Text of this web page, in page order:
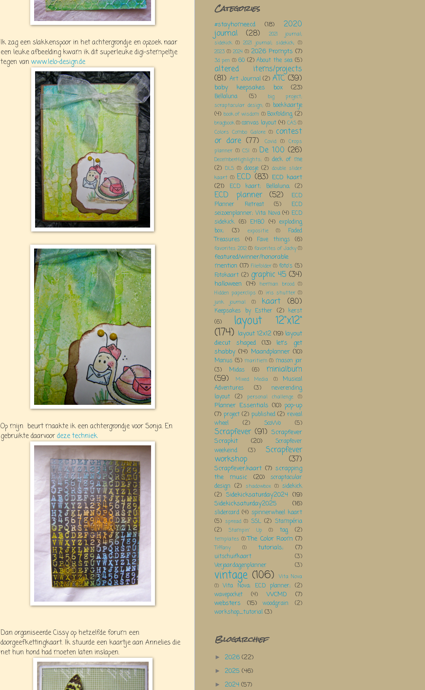
Ik zag een slakkenspoor in het achtergrondje en opzoek naar
een leuke afbeelding kwam ik dit superleuke digi-stempeltje
tegen vanwww.lelo-design.de
Op mijn beurt maakte ik een achtergrondje voor Sonja. En
gebruikte daarvoordeze techniek
Dan organiseerde Cissy op hetzelfde forum een
doorgeefkettingkaart. Ik stuurde een kaartje aan Annelies die
net hun hond had moeten laten inslapen.
Categories
#stayhomeecd (18) 2020
journal (28)
2021 journal;
sidekick (1) 2021 journal; sidekick; (1)
2023 (1) 2024 (1) 2026 Prompts (7)
3d pen (1) 60 (2) About the sea (5)
altered items/projects
(81) Art Journal (2) ATC (39)
baby keepsakes box (23)
Bellaluna (5)
big project;
scraptacular design; (1) boekkaartje
(4) book of wisdom (1) Boxfolding (2)
bragbook(1)canvas layout (4) CAS(1)
Colors Combo Galore (1) contest
or dare (77) Covid (1) Crops
planner (1) CSI (1) De 100 (26)
DecemberHighlights; (1) deck of me
(2) DLS (1) doosje (2) double slider
kaart (1) ECD (83) ECD kaart
(21)
ECD kaart; Bellaluna; (2)
ECD planner (52)
ECD
Planner Retreat
(5)
ECD
seizoenplanner; Vita Nova (4) ECD
sidekick (6) EHBO (4) exploding
box;
(3) expositie (1)
Faded
Treasures
(4) Fave things (6)
favorites 2012 (1) favorites of Jacky (1)
featured/winner/honorable
mention (17) Filefolder (1) foto's (5)
Fotokaart (2) graphic 45 (34)
halloween (14) herman brood (1)
Hidden paperclips (1) iris shutter (1)
junk journal
(1) kaart (80)
Keepsakes by Esther (2) kerst
(6)
layout 12"x12"
(174) layout 12x12 (19) layout
diecut shaped
(13)
let's get
shabby (14) Maandplanner (10)
Manus (5) maritiem (1) mason jar
(3)
Midas (6) minialbum
(59) Mixed Media (1)
Musical
Adventures
(3)
neverending
layout (2) personal challenge (1)
Planner Essentials (10) pop-up
(7) project (2) published (2) reveal
wheel
(2) ScoWo (5)
Scrapfever (91) Scrapfever
Scrapkit
(20)
Scrapfever
weekeind
(3) Scrapfever
workshop (37)
Scrapfever;kaart (7) scrapping
the music
(20)
scraptacular
design (2) shadowbox (1) sidekick
(2) Sidekicksaturday2024 (19)
Sidekicksaturday2025
(16)
slidercard (4) spinnerwheel kaart
(5) spread (1) SSL (2) Stampéria
(2)
Stampin' Up (1) tag (2)
templates (1) The Color Room (7)
Tiffany (1) tutorials; (7)
uitschuifkaart
(3)
Verjaardagenplanner
(3)
vintage (106)
Vita Nova
(1) Vita Nova; ECD planner; (2)
wavepocket
(4) WCMD
(7)
websters
(15) woodgrain
(2)
workshop_tutorial (3)
Blogarchief
► 2026 (22)
► 2025 (46)
► 2024 (57)